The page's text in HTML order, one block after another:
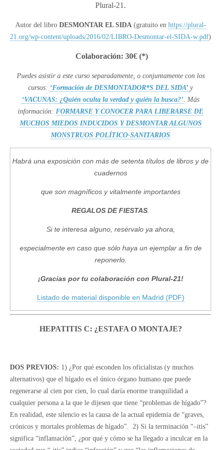
Plural-21.
Autor del libroDESMONTAR EL SIDA (gratuito en https://plural-
21.org/wp-content/uploads/2016/02/LIBRO-Desmontar-el-SIDA-w.pdf)
Colaboración: 30€ (*)
Puedes asistir a este curso separadamente, o conjuntamente con los
cursos: ‘Formación de DESMONTADOR*S DEL SIDA’ y
‘VACUNAS: ¿Quién oculta la verdad y quién la busca?’ . Más
información: FORMARSE Y CONOCER PARA LIBERARSE DE
MUCHOS MIEDOS INDUCIDOS Y DESMONTAR ALGUNOS
MONSTRUOS POLÍTICO-SANITARIOS
Habrá una exposición con más de setenta títulos de libros y de
cuadernos
que son magníficos y vitalmente importantes
REGALOS DE FIESTAS
Si te interesa alguno, resérvalo ya ahora,
especialmente en caso que sólo haya un ejemplar a fin de
reponerlo.
¡Gracias por tu colaboración con Plural-21!
Listado de material disponible en Madrid (PDF)
HEPATITIS C: ¿ESTAFA O MONTAJE?
DOS PREVIOS: 1) ¿Por qué esconden los oficialistas (y muchos
alternativos) que el hígado es el único órgano humano que puede
regenerarse al cien por cien, lo cual daría enorme tranquilidad a
cualquier persona a la que le dijesen que tiene “problemas de hígado”?
En realidad, este silencio es la causa de la actual epidemia de “graves,
crónicos y mortales problemas de hígado”. 2) Si la terminación “–itis”
significa “inflamación”, ¿por qué y cómo se ha llegado a inculcar en la